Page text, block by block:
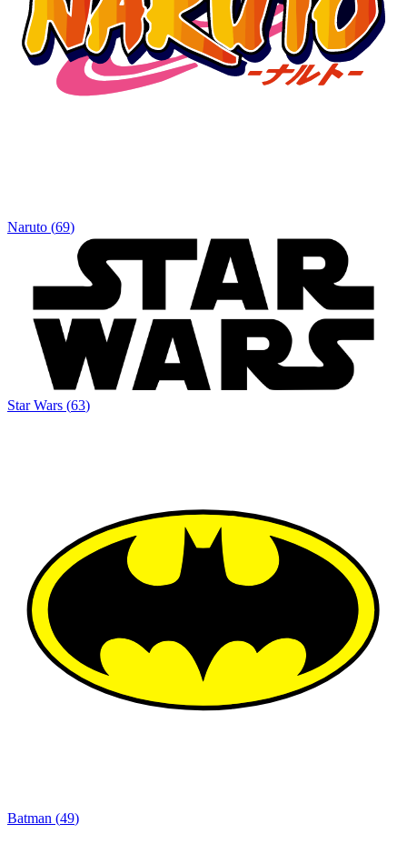
Naruto (69)
Star Wars (63)
Batman (49)